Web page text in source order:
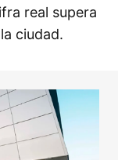
real supera
ciudad.